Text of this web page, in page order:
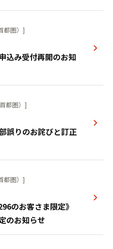
込み受付再開のお知
都圏）]
誤りのお詫びと訂正
都圏）]
のお客さま限定》
のお知らせ
都圏）]